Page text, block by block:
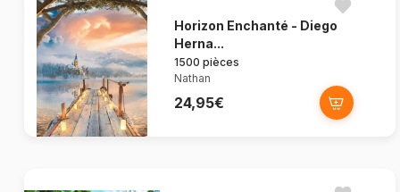
Horizon Enchanté - Diego
Herna...
1500 pièces
Nathan
24,95€